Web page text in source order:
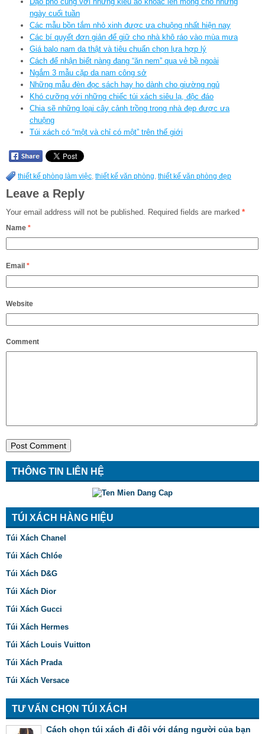
ngày cuối tuần
Các mẫu bồn tắm nhỏ xinh được ưa chuộng nhất hiện nay
Các bí quyết đơn giản để giữ cho nhà khô ráo vào mùa mưa
Giá balo nam da thật và tiêu chuẩn chọn lựa hợp lý
Cách để nhận biết nàng đang “ăn nem” qua vẻ bề ngoài
Ngắm 3 mẫu cặp da nam công sở
Những mẫu đèn đọc sách hay ho dành cho giường ngủ
Khó cưỡng với những chiếc túi xách siêu lạ, độc đáo
Chia sẽ những loại cây cảnh trồng trong nhà đẹp được ưa
chuộng
Túi xách có “một và chỉ có một” trên thế giới
thiết kế phòng làm việc, thiết kế văn phòng, thiết kế văn phòng đẹp
Leave a Reply
Your email address will not be published. Required fields are marked *
Name *
Email *
Website
Comment
THÔNG TIN LIÊN HỆ
TÚI XÁCH HÀNG HIỆU
Túi Xách Chanel
Túi Xách Chlóe
Túi Xách D&G
Túi Xách Dior
Túi Xách Gucci
Túi Xách Hermes
Túi Xách Louis Vuitton
Túi Xách Prada
Túi Xách Versace
TƯ VẤN CHỌN TÚI XÁCH
Cách chọn túi xách đi đôi với dáng người của bạn